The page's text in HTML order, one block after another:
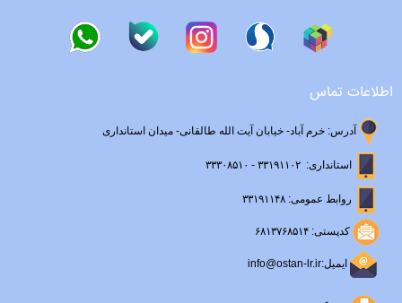
اطلاعات تماس
آدرس: خرم آباد- خیابان آیت الله طالقانی- میدان استانداری
استانداری: ۳۳۱۹۱۱۰۲ - ۳۳۳۰۸۵۱۰
روابط عمومی: ۳۳۱۹۱۱۴۸
کدپستی: ۶۸۱۳۷۶۸۵۱۴
ایمیل:info@ostan-lr.ir